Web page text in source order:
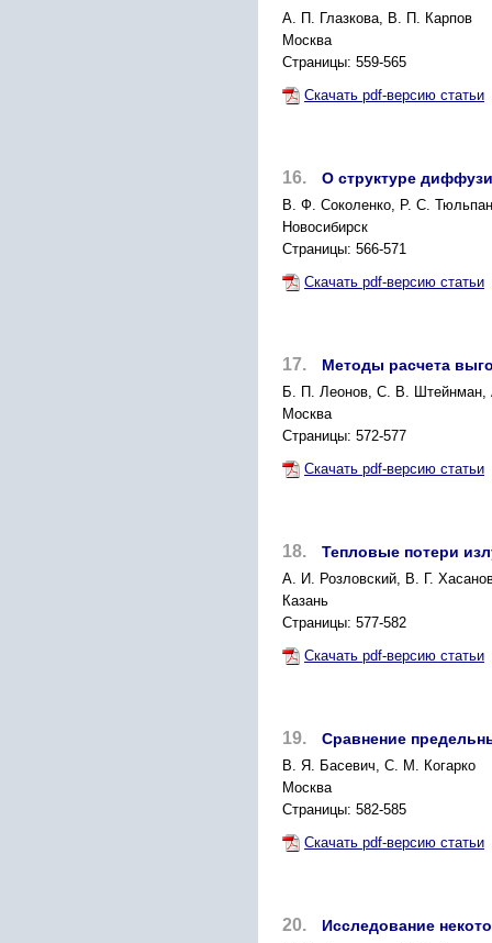
A. П. Глазкова, В. П. Карпов
Москва
Страницы: 559-565
Скачать pdf-версию статьи
16. О структуре
B. Ф. Соколенко, Р. С.
Новосибирск
Страницы: 566-571
Скачать pdf-версию статьи
17. Методы расчета
Б. П. Леонов, С. В. Штейнман,
Москва
Страницы: 572-577
Скачать pdf-версию статьи
18. Тепловые потери
A. И. Розловский, В. Г.
Казань
Страницы: 577-582
Скачать pdf-версию статьи
19. Сравнение
B. Я. Басевич, С. М. Когарко
Москва
Страницы: 582-585
Скачать pdf-версию статьи
20. Исследование